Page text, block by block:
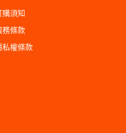
購須知
務條款
私權條款